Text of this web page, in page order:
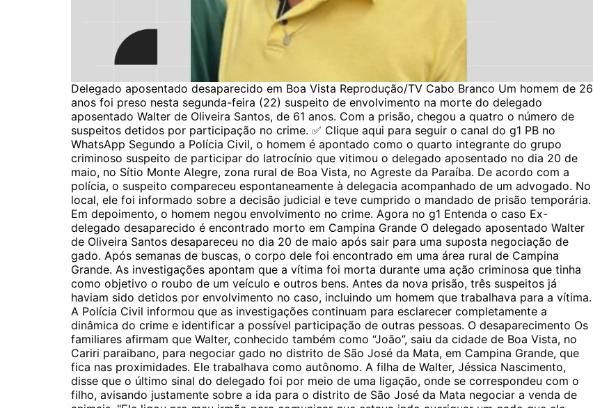
Delegado aposentado desaparecido em Boa Vista Reprodução/TV Cabo Branco Um homem de 26
anos foi preso nesta segunda-feira (22) suspeito de envolvimento na morte do delegado
aposentado Walter de Oliveira Santos, de 61 anos. Com a prisão, chegou a quatro o número de
suspeitos detidos por participação no crime. ✅ Clique aqui para seguir o canal do g1 PB no
WhatsApp Segundo a Polícia Civil, o homem é apontado como o quarto integrante do grupo
criminoso suspeito de participar do latrocínio que vitimou o delegado aposentado no dia 20 de
maio, no Sítio Monte Alegre, zona rural de Boa Vista, no Agreste da Paraíba. De acordo com a
polícia, o suspeito compareceu espontaneamente à delegacia acompanhado de um advogado. No
local, ele foi informado sobre a decisão judicial e teve cumprido o mandado de prisão temporária.
Em depoimento, o homem negou envolvimento no crime. Agora no g1 Entenda o caso Ex-
delegado desaparecido é encontrado morto em Campina Grande O delegado aposentado Walter
de Oliveira Santos desapareceu no dia 20 de maio após sair para uma suposta negociação de
gado. Após semanas de buscas, o corpo dele foi encontrado em uma área rural de Campina
Grande. As investigações apontam que a vítima foi morta durante uma ação criminosa que tinha
como objetivo o roubo de um veículo e outros bens. Antes da nova prisão, três suspeitos já
haviam sido detidos por envolvimento no caso, incluindo um homem que trabalhava para a vítima.
A Polícia Civil informou que as investigações continuam para esclarecer completamente a
dinâmica do crime e identificar a possível participação de outras pessoas. O desaparecimento Os
familiares afirmam que Walter, conhecido também como “João”, saiu da cidade de Boa Vista, no
Cariri paraibano, para negociar gado no distrito de São José da Mata, em Campina Grande, que
fica nas proximidades. Ele trabalhava como autônomo. A filha de Walter, Jéssica Nascimento,
disse que o último sinal do delegado foi por meio de uma ligação, onde se correspondeu com o
filho, avisando justamente sobre a ida para o distrito de São José da Mata negociar a venda de